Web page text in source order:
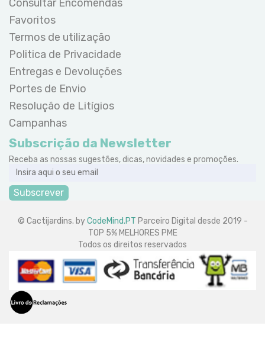
Consultar Encomendas
Favoritos
Termos de utilização
Politica de Privacidade
Entregas e Devoluções
Portes de Envio
Resolução de Litígios
Campanhas
Subscrição da Newsletter
Receba as nossas sugestões, dicas, novidades e promoções.
Subscrever
© Cactijardins. byCodeMind.PT Parceiro Digital desde 2019 -
TOP 5% MELHORES PME
Todos os direitos reservados